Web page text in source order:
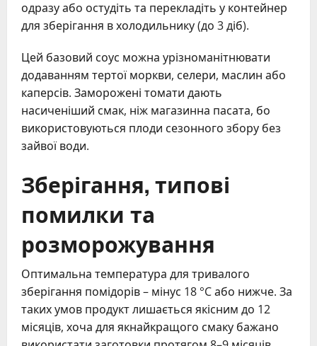
одразу або остудіть та перекладіть у контейнер
для зберігання в холодильнику (до 3 діб).
Цей базовий соус можна урізноманітнювати
додаванням тертої моркви, селери, маслин або
каперсів. Заморожені томати дають
насиченіший смак, ніж магазинна пасата, бо
використовуються плоди сезонного збору без
зайвої води.
Зберігання, типові
помилки та
розморожування
Оптимальна температура для тривалого
зберігання помідорів – мінус 18 °C або нижче. За
таких умов продукт лишається якісним до 12
місяців, хоча для якнайкращого смаку бажано